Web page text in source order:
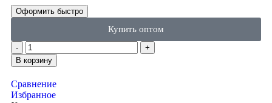
Оформить быстро
Купить оптом
В корзину
Сравнение
Избранное